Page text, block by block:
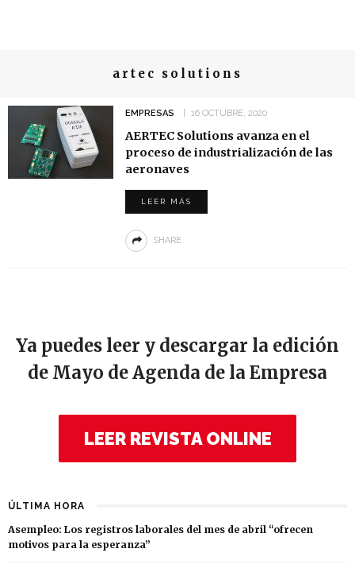
artec solutions
EMPRESAS 16 OCTUBRE, 2020
AERTEC Solutions avanza en el
proceso de industrialización de las
aeronaves
LEER MÁS
SHARE
Ya puedes leer y descargar la edición
de Mayo de Agenda de la Empresa
LEER REVISTA ONLINE
ÚLTIMA HORA
Asempleo: Los registros laborales del mes de abril “ofrecen
motivos para la esperanza”